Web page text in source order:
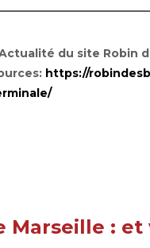
du site Robin
https://
Marseille :